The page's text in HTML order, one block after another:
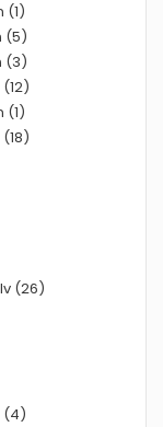
(1)
(5)
(3)
(1)
(26)
(4)